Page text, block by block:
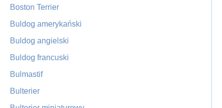
Boston Terrier
Buldog amerykański
Buldog angielski
Buldog francuski
Bulmastif
Bulterier